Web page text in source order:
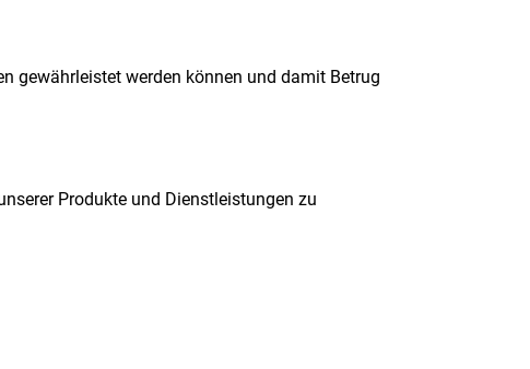
gewährleistet werden können und damit Betrug
Produkte und Dienstleistungen zu